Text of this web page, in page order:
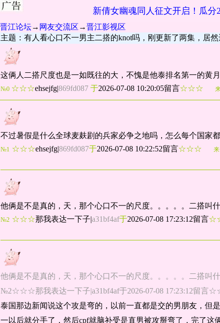
新倩女幽魂同人征文开启！瓜分
晋江论坛→ 网友交流区 →晋江影视区
主题：有人看心口不一男主二搭的knot吗，刚更新了两集，居
这俩人二搭尺度也是一如既往的大，不愧是他泰排名第一的黄
№0 ☆☆☆ehsejfg|869fd087 于2026-07-08 10:20:05留言☆☆☆
不过暑假是什么全球麦麸剧的兵家必争之地吗，怎么每个国家
№1 ☆☆☆ehsejfg|869fd087于2026-07-08 10:22:52留言☆☆☆
他俩是不是真的，天，那个心口不一的尺度。。。。。二搭叫
№2 ☆☆☆那我表达一下子|a31bf4af于2026-07-08 17:23:12留言
他俩是不是真的，天，那个心口不一的尺度。。。。。二搭叫
№2☆☆☆那我表达一下子|a31bf4af于2026-07-08 17:23:12留言
泰国那边新闻说这个攻是弯的，以前一直都是交的男朋友，但
一以后就分手了，然后cpf就脑补受是直男被攻掰弯了，完了这